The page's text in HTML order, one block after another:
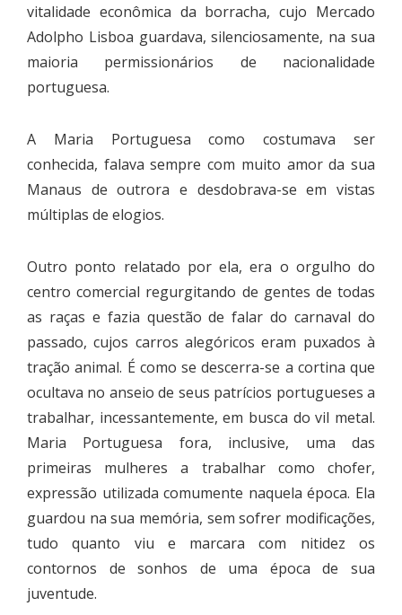
vitalidade econômica da borracha, cujo Mercado
Adolpho Lisboa guardava, silenciosamente, na sua
maioria permissionários de nacionalidade
portuguesa.
A Maria Portuguesa como costumava ser
conhecida, falava sempre com muito amor da sua
Manaus de outrora e desdobrava-se em vistas
múltiplas de elogios.
Outro ponto relatado por ela, era o orgulho do
centro comercial regurgitando de gentes de todas
as raças e fazia questão de falar do carnaval do
passado, cujos carros alegóricos eram puxados à
tração animal. É como se descerra-se a cortina que
ocultava no anseio de seus patrícios portugueses a
trabalhar, incessantemente, em busca do vil metal.
Maria Portuguesa fora, inclusive, uma das
primeiras mulheres a trabalhar como chofer,
expressão utilizada comumente naquela época. Ela
guardou na sua memória, sem sofrer modificações,
tudo quanto viu e marcara com nitidez os
contornos de sonhos de uma época de sua
juventude.